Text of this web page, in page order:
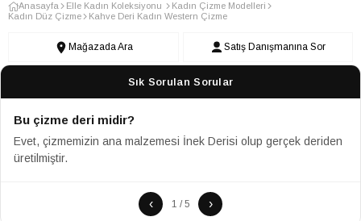
Anasayfa Elle Kadın Koleksiyonu
Kadın Çizme Modelleri
Kadın Düz Çizme
Kahve Deri Kadın Western Çizme
Mağazada Ara Satış Danışmanına Sor
Sık Sorulan Sorular
Bu çizme deri midir?
Evet, çizmemizin ana malzemesi İnek Derisi olup gerçek deriden
üretilmiştir.
‹ 1 / 5 ›